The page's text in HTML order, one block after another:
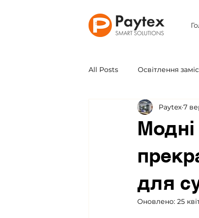
All Posts Освітлення
Промислове освітлення
Види ЛЕД світильників
Модні
для
Paytex 7
Оновлено: 25